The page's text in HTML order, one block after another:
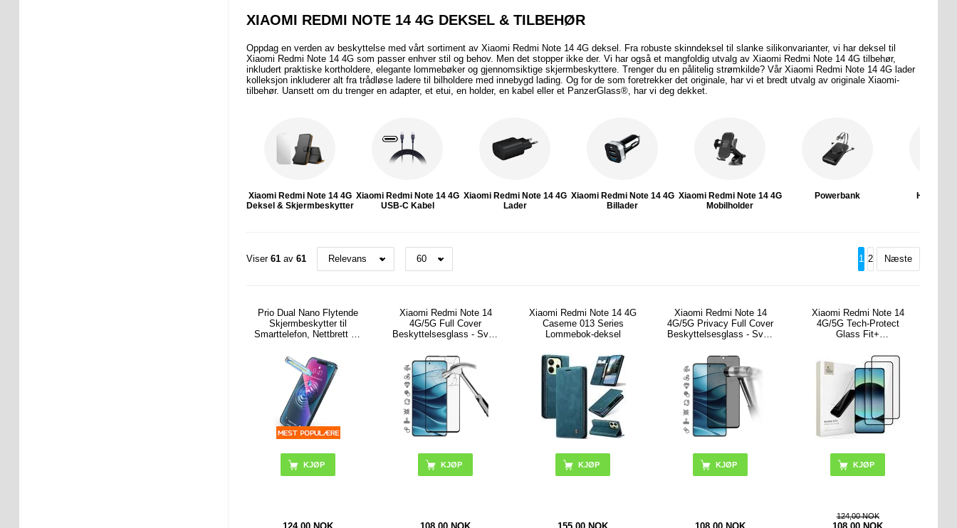
XIAOMI REDMI NOTE 14 4G DEKSEL & TILBEHØR
Oppdag en verden av beskyttelse med vårt sortiment av Xiaomi Redmi Note 14 4G deksel. Frarobuste skinndeksel til slanke silikonvarianter, vi har deksel til
Xiaomi Redmi Note 14 4G som passer enhver stil og behov. Men det stopper ikke der. Vi har også et mangfoldig utvalg av Xiaomi Redmi Note 14 4G tilbehør,
inkludert praktiske kortholdere, elegante lommebøker og gjennomsiktige skjermbeskyttere. Trenger du en pålitelig strømkilde? Vår Xiaomi Redmi Note 14 4G lader
kolleksjon inkluderer alt fra trådløse ladere til bilholdere med innebygd lading. Og for de som foretrekker det originale, har vi et bredt utvalg av originale Xiaomi-
tilbehør. Uansett om du trenger en adapter, et etui, en holder, en kabel eller et PanzerGlass®, har vi deg dekket.
Xiaomi Redmi Note 14 4G
Deksel & Skjermbeskytter
Xiaomi Redmi Note 14 4G
USB-C Kabel
Xiaomi Redmi Note 14 4G
Lader
Xiaomi Redmi Note 14 4G
Billader
Xiaomi Redmi Note 14 4G
Mobilholder
Powerbank
Viser 61av 61 1 2 Næste
Prio Dual Nano Flytende
Skjermbeskytter til
Smarttelefon, Nettbrett - 2
Xiaomi Redmi Note 14
4G/5G Full Cover
Beskyttelsesglass - Svart
Xiaomi Redmi Note 14 4G
Caseme 013 Series
Lommebok-deksel
KJØP
Xiaomi Redmi Note 14
4G/5G Privacy Full Cover
Beskyttelsesglass - Svart
Xiaomi Redmi Note 14
4G/5G Tech-Protect
Glass Fit+
- Svart
124,00 NOK